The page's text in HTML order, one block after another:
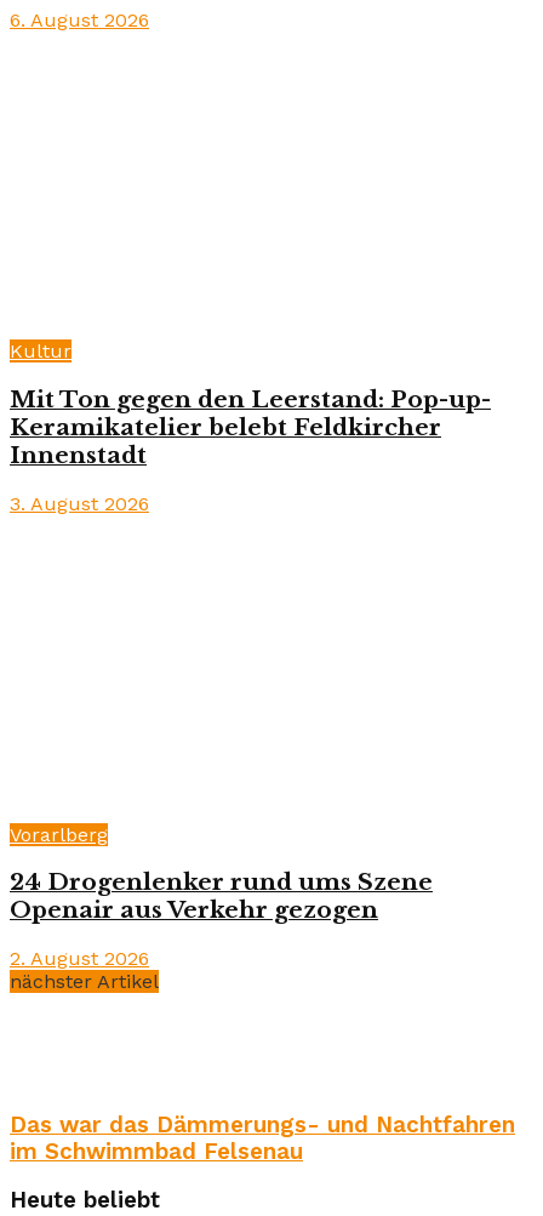
6. August 2026
Kultur
Mit Ton gegen den Leerstand: Pop-up-
Keramikatelier belebt Feldkircher
Innenstadt
3. August 2026
Vorarlberg
24 Drogenlenker rund ums Szene
Openair aus Verkehr gezogen
2. August 2026
nächster Artikel
Das war das Dämmerungs- und Nachtfahren
im Schwimmbad Felsenau
Heute beliebt